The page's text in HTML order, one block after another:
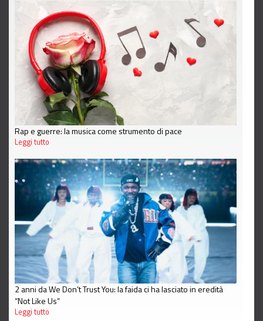
Rap e guerre: la musica come strumento di pace
Leggi tutto
2 anni da We Don’t Trust You: la faida ci ha lasciato in eredità
“Not Like Us”
Leggi tutto